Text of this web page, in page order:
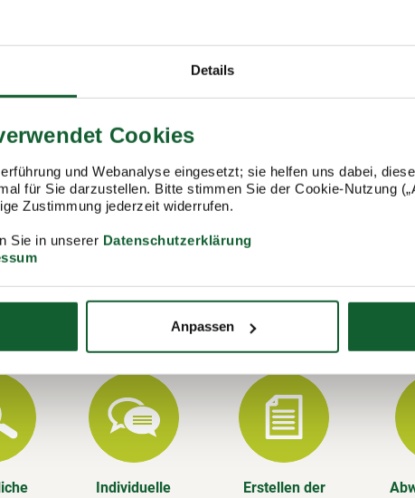
Details
Cookies
und Webanalyse eingesetzt; sie helfen uns dabei,
für Sie darzustellen. Bitte stimmen Sie der Cookie-Nutzung
Zustimmung jederzeit widerrufen.
Sie in unserer Datenschutzerklärung
Anpassen
im Lohnsteuerhilfeverein
e.V. (Lohnsteuerhilfeverein) ist mit rund 400.000 Mitgliedern
einer der größten Lohnsteuerhilfevereine
stehen wir Ihnen gerne zur Verfügung und erstellen u. a.
im Überblick
die Steuererklärung für Sie – aber das ist noch nicht alles. Als
Individuelle
Erstellen der